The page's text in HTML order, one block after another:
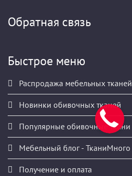
Обратная связь
Быстрое меню
Распродажа мебельных тканей
Новинки обивочных тканей
Популярные обивочные ткани
Мебельный блог - ТканиМного
Получение и оплата